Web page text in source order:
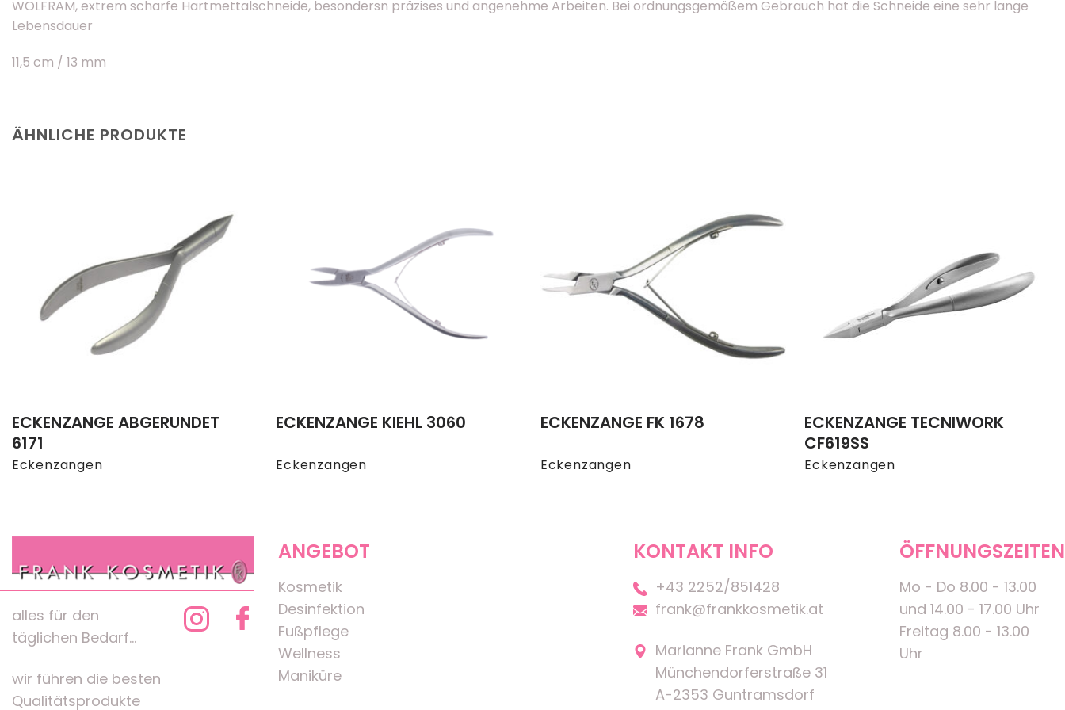
WOLFRAM, extrem scharfe Hartmettalschneide, besondersn präzises und angenehme Arbeiten. Bei ordnungsgemäßem Gebrauch hat die Schneide eine sehr lange
Lebensdauer
11,5 cm / 13 mm
ÄHNLICHE PRODUKTE
Eckenzangen
ECKENZANGE ABGERUNDET
6171
Eckenzangen
ECKENZANGE KIEHL 3060
Eckenzangen
ECKENZANGE FK 1678
Eckenzangen
ECKENZANGE TECNIWORK
CF619SS
alles für den
täglichen Bedarf...
wir führen die besten
Qualitätsprodukte
ANGEBOT
Kosmetik
Desinfektion
Fußpflege
Wellness
Maniküre
KONTAKT INFO
+43 2252/851428
frank@frankkosmetik.at
Marianne Frank GmbH
Münchendorferstraße 31
A-2353 Guntramsdorf
ÖFFNUNGSZEITEN
Mo - Do 8.00 - 13.00
und 14.00 - 17.00 Uhr
Freitag 8.00 - 13.00
Uhr